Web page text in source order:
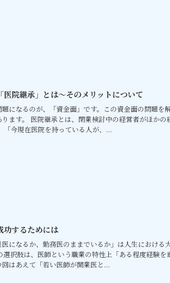
院継承」とは～そのメリットについて
になるのが、「資金面」です。この資金面の問題を
ます。 医院継承とは、閉業検討中の経営者がほかの
「今現在医院を持っている人が、...
功するためには
になるか、勤務医のままでいるか」は人生における
選択肢は、医師という職業の特性上「ある程度経験を
はあえて「若い医師が開業医と...